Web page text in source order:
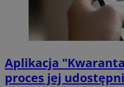
Aplikacja
proces jej